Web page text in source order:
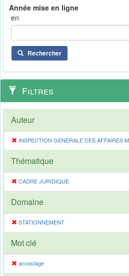
en
Rechercher
Filtres
Auteur
INSPECTION GENERALE DES AFFAIRES
Thématique
CADRE JURIDIQUE
Domaine
STATIONNEMENT
Mot clé
accostage